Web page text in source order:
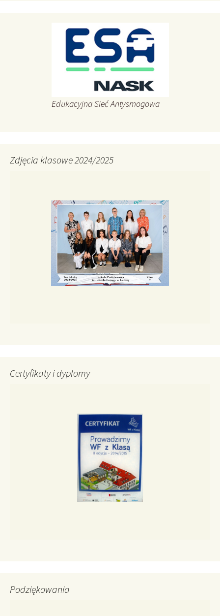
Edukacyjna Sieć Antysmogowa
Zdjęcia klasowe 2024/2025
Certyfikaty i dyplomy
Podziękowania